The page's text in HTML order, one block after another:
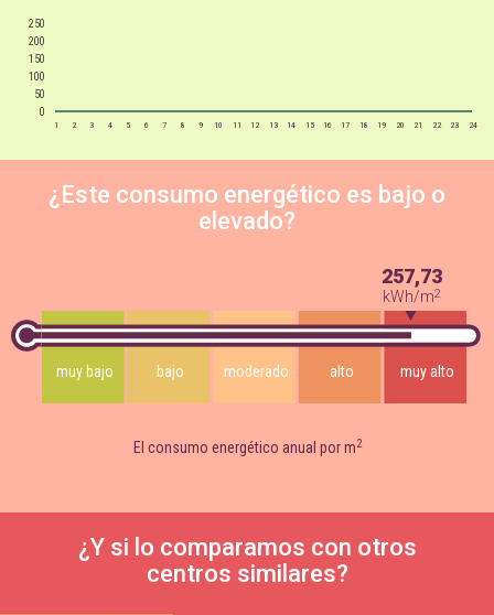
1 2 3 4 5 6 7 8 9 10 11 12 13 14 15 16 17 18 19 20 21 22 23 24
0
50
100
150
200
250
¿Este consumo energético es bajo o
elevado?
muy bajo bajo moderado alto muy alto
257,73
kWh/m2
El consumo energético anual por m2
¿Y si lo comparamos con otros
centros similares?